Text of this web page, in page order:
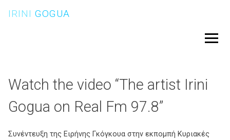
to
IRINI GOGUA
Watch the video “The artist Irini
Gogua on Real Fm 97.8”
Συνέντευξη της Ειρήνης Γκόγκουα στην εκπομπή Κυριακές